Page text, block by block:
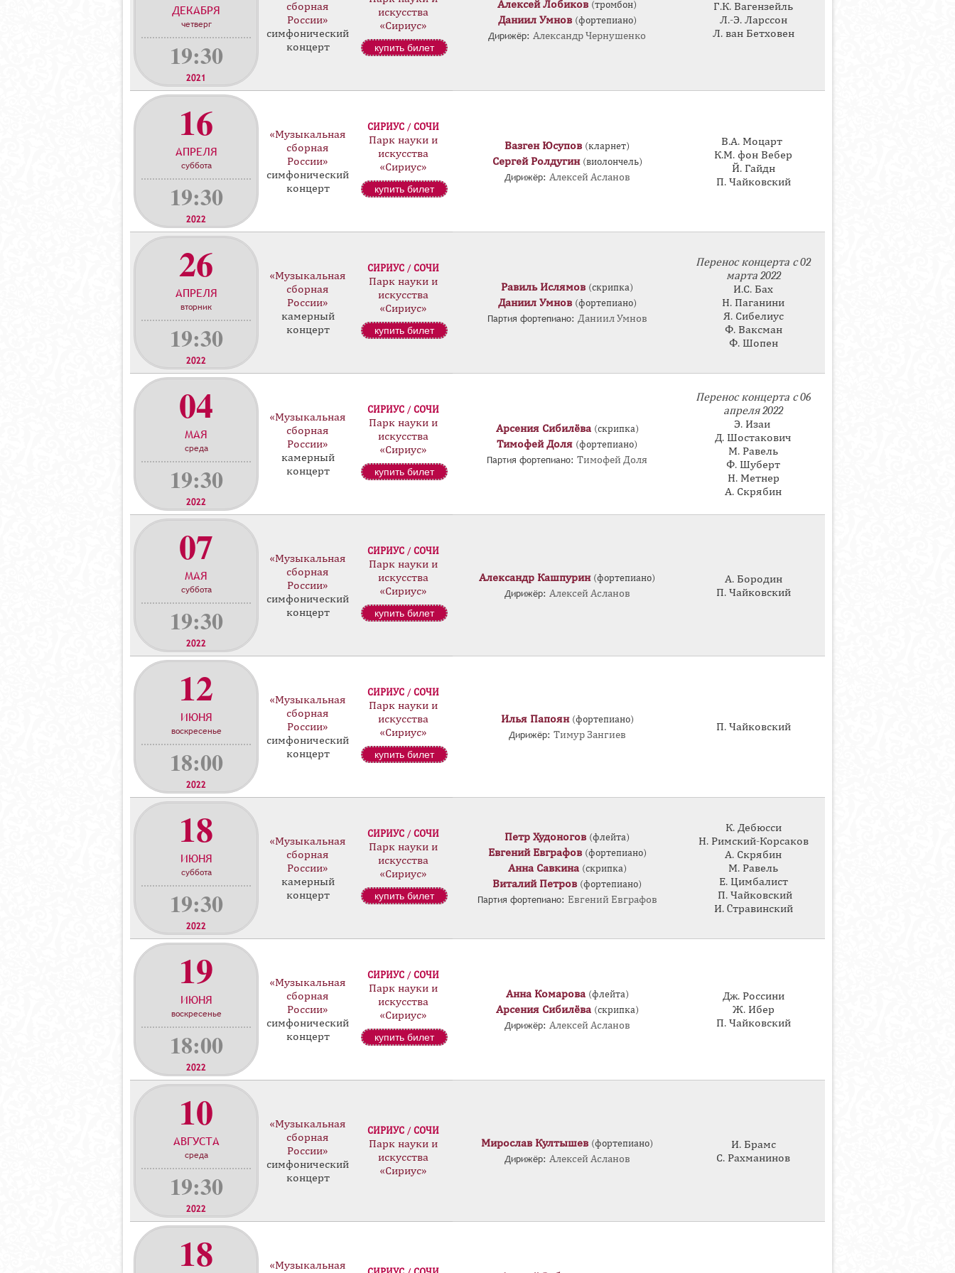
р
о
ДЕКАБРЯ
четверг
19:30
2021
сборная
России»
симфонический
концерт
искусства
«Сириус»
купить билет
Алексей Лобиков (тромбон)
Даниил Умнов (фортепиано)
Дирижёр: Александр Чернушенко
Г.К. Вагензейль
Л.-Э. Ларссон
Л. ван Бетховен
16
АПРЕЛЯ
суббота
19:30
2022
«Музыкальная
сборная
России»
симфонический
концерт
СИРИУС / СОЧИ
Парк науки и
искусства
«Сириус»
купить билет
Вазген Юсупов (кларнет)
Сергей Ролдугин (виолончель)
Дирижёр: Алексей Асланов
В.А. Моцарт
К.М. фон Вебер
Й. Гайдн
П. Чайковский
26
АПРЕЛЯ
вторник
19:30
2022
«Музыкальная
сборная
России»
камерный
концерт
СИРИУС / СОЧИ
Парк науки и
искусства
«Сириус»
купить билет
Равиль Ислямов (скрипка)
Даниил Умнов (фортепиано)
Партия фортепиано: Даниил Умнов
Перенос концерта с 02
марта 2022
И.С. Бах
Н. Паганини
Я. Сибелиус
Ф. Ваксман
Ф. Шопен
04
МАЯ
среда
19:30
2022
«Музыкальная
сборная
России»
камерный
концерт
СИРИУС / СОЧИ
Парк науки и
искусства
«Сириус»
купить билет
Арсения Сибилёва (скрипка)
Тимофей Доля (фортепиано)
Партия фортепиано: Тимофей Доля
Перенос концерта с 06
апреля 2022
Э. Изаи
Д. Шостакович
М. Равель
Ф. Шуберт
Н. Метнер
А. Скрябин
07
МАЯ
суббота
19:30
2022
«Музыкальная
сборная
России»
симфонический
концерт
СИРИУС / СОЧИ
Парк науки и
искусства
«Сириус»
купить билет
Александр Кашпурин (фортепиано)
Дирижёр: Алексей Асланов
А. Бородин
П. Чайковский
12
ИЮНЯ
воскресенье
18:00
2022
«Музыкальная
сборная
России»
симфонический
концерт
СИРИУС / СОЧИ
Парк науки и
искусства
«Сириус»
купить билет
Илья Папоян (фортепиано)
Дирижёр: Тимур Зангиев
П. Чайковский
18
ИЮНЯ
суббота
19:30
2022
«Музыкальная
сборная
России»
камерный
концерт
СИРИУС / СОЧИ
Парк науки и
искусства
«Сириус»
купить билет
Петр Худоногов (флейта)
Евгений Евграфов (фортепиано)
Анна Савкина (скрипка)
Виталий Петров (фортепиано)
Партия фортепиано: Евгений Евграфов
К. Дебюсси
Н. Римский-Корсаков
А. Скрябин
М. Равель
Е. Цимбалист
П. Чайковский
И. Cтравинский
19
ИЮНЯ
воскресенье
18:00
2022
«Музыкальная
сборная
России»
симфонический
концерт
СИРИУС / СОЧИ
Парк науки и
искусства
«Сириус»
купить билет
Анна Комарова (флейта)
Арсения Сибилёва (скрипка)
Дирижёр: Алексей Асланов
Дж. Россини
Ж. Ибер
П. Чайковский
10
АВГУСТА
среда
19:30
2022
«Музыкальная
сборная
России»
симфонический
концерт
СИРИУС / СОЧИ
Парк науки и
искусства
«Сириус»
Мирослав Култышев (фортепиано)
Дирижёр: Алексей Асланов
И. Брамс
С. Рахманинов
18
«Музыкальная